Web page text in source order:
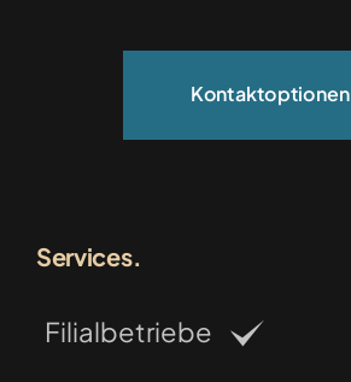
Kontaktoptionen
Services.
Filialbetriebe